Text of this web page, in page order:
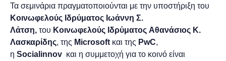
Τα σεμινάρια πραγματοποιούνται με την υποστήριξη του
Κοινωφελούς Ιδρύματος Ιωάννη Σ.
Λάτση, του Κοινωφελούς Ιδρύματος Aθανάσιος Κ.
Λασκαρίδης, της Μicrosoft και της PwC,
η Socialinnov και η συμμετοχή για το κοινό είναι